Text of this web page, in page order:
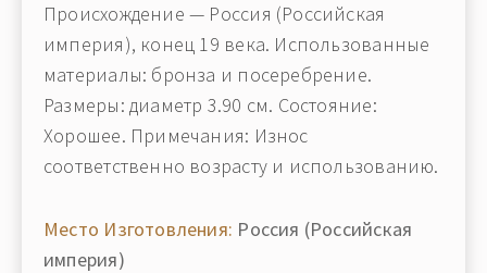
Происхождение — Россия (Российская
империя), конец 19 века. Использованные
материалы: бронза и посеребрение.
Размеры: диаметр 3.90 см. Состояние:
Хорошее. Примечания: Износ
соответственно возрасту и использованию.
Место Изготовления: Россия (Российская
империя)